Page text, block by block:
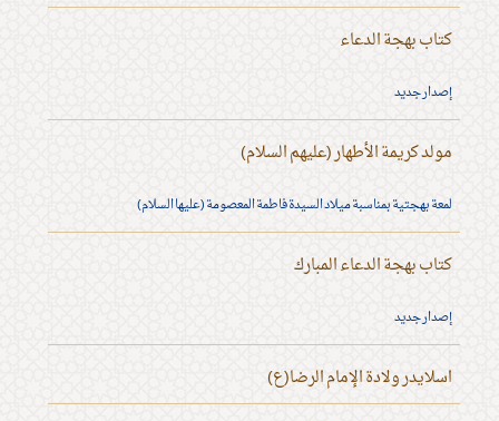
كتاب بهجة الدعاء
إصدار جديد
مولد كريمة الأطهار (عليهم السلام)
لمعة بهجتية بمناسبة ميلاد السيدة فاطمة المعصومة (عليها السلام)
كتاب بهجة الدعاء المبارك
إصدار جديد
اسلايدر ولادة الإمام الرضا(ع)